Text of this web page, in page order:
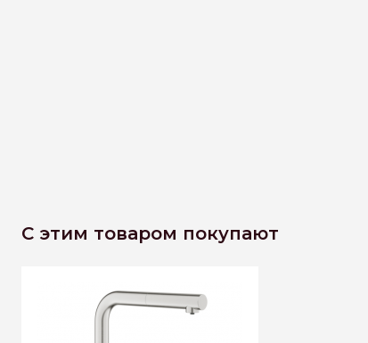
С этим товаром покупают